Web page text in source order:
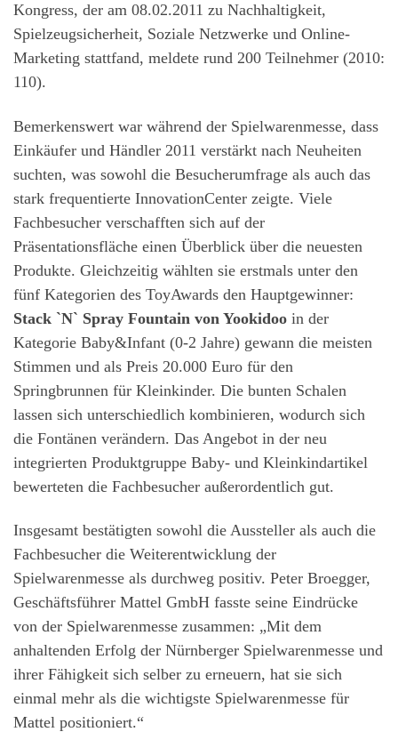
Kongress, der am 08.02.2011 zu Nachhaltigkeit,
Spielzeugsicherheit, Soziale Netzwerke und Online-
Marketing stattfand, meldete rund 200 Teilnehmer (2010:
110).
Bemerkenswert war während der Spielwarenmesse, dass
Einkäufer und Händler 2011 verstärkt nach Neuheiten
suchten, was sowohl die Besucherumfrage als auch das
stark frequentierte InnovationCenter zeigte. Viele
Fachbesucher verschafften sich auf der
Präsentationsfläche einen Überblick über die neuesten
Produkte. Gleichzeitig wählten sie erstmals unter den
fünf Kategorien des ToyAwards den Hauptgewinner:
Stack `N` Spray Fountain von Yookidoo in der
Kategorie Baby&Infant (0-2 Jahre) gewann die meisten
Stimmen und als Preis 20.000 Euro für den
Springbrunnen für Kleinkinder. Die bunten Schalen
lassen sich unterschiedlich kombinieren, wodurch sich
die Fontänen verändern. Das Angebot in der neu
integrierten Produktgruppe Baby- und Kleinkindartikel
bewerteten die Fachbesucher außerordentlich gut.
Insgesamt bestätigten sowohl die Aussteller als auch die
Fachbesucher die Weiterentwicklung der
Spielwarenmesse als durchweg positiv. Peter Broegger,
Geschäftsführer Mattel GmbH fasste seine Eindrücke
von der Spielwarenmesse zusammen: „Mit dem
anhaltenden Erfolg der Nürnberger Spielwarenmesse und
ihrer Fähigkeit sich selber zu erneuern, hat sie sich
einmal mehr als die wichtigste Spielwarenmesse für
Mattel positioniert.“